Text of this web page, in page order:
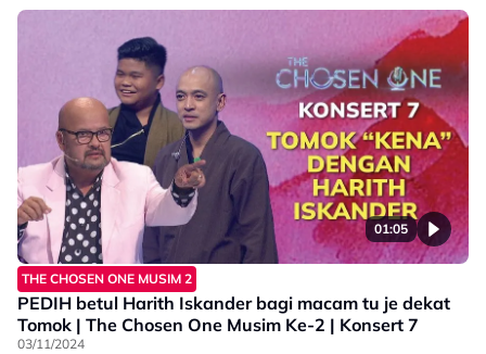
01:05
THE CHOSEN ONE MUSIM 2
PEDIH betul Harith Iskander bagi macam tu je dekat
Tomok | The Chosen One Musim Ke-2 | Konsert 7
03/11/2024